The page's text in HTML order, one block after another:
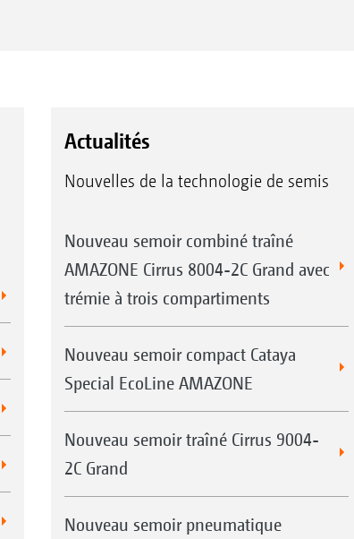
Actualités
Nouvelles de la technologie de semis
Nouveau semoir combiné traîné
AMAZONE Cirrus 8004-2C Grand avec
trémie à trois compartiments
Nouveau semoir compact Cataya
Special EcoLine AMAZONE
Nouveau semoir traîné Cirrus 9004-
2C Grand
Nouveau semoir pneumatique